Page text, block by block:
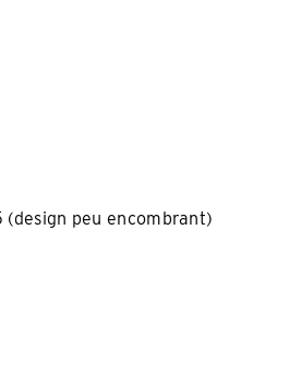
(design peu encombrant)